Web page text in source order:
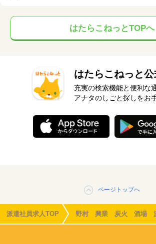
はたらこねっとTOPへ
はたらこねっと公
充実の検索機能と便利な
アナタのしごと探しをお
ページトップへ
派遣社員求人TOP 野村 興業 炭火 酒場